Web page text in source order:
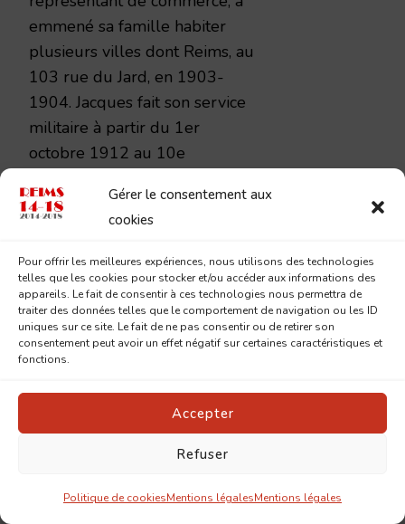
Gérer le consentement aux
cookies
Pour offrir les meilleures expériences, nous utilisons des technologies
telles que les cookies pour stocker et/ou accéder aux informations des
appareils. Le fait de consentir à ces technologies nous permettra de
traiter des données telles que le comportement de navigation ou les ID
uniques sur ce site. Le fait de ne pas consentir ou de retirer son
consentement peut avoir un effet négatif sur certaines caractéristiques et
fonctions.
Accepter
Refuser
Politique de cookiesMentions légalesMentions légales
emmené sa famille habiter
plusieurs villes dont Reims, au
103 rue du Jard, en 1903-
1904. Jacques fait son service
militaire à partir du 1er
octobre 1912 au 10e
août 1914, il est mobilisé, tout
comme ses trois frères Raoul,
Jean et Georges. Sa
correspondance avec ses
parents, qui habitent le 7e
arrondissement de Paris, a été
en partie conservée et il nous
publier ici les lettres
conservées 110 ans jour pour
jour après leur rédaction.
Jean, lequel a documenté sa